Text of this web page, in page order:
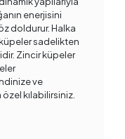
enerjisini
doldurur. Halka
sadelikten
Zincir küpeler
ve
kılabilirsiniz.